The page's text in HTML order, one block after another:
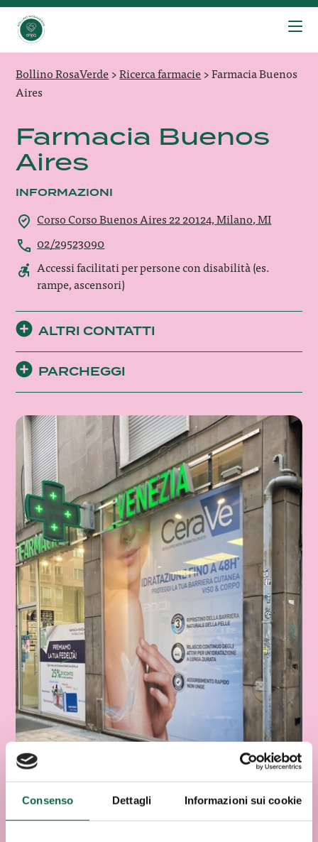
Consenso Dettagli Informazioni sui cookie
Bollino RosaVerde>Ricerca farmacie>Farmacia Buenos
Aires
Farmacia Buenos
Aires
INFORMAZIONI
Corso Corso Buenos Aires 22 20124, Milano, MI
02/29523090
Accessi facilitati per persone con disabilità (es.
rampe, ascensori)
ALTRI CONTATTI
PARCHEGGI